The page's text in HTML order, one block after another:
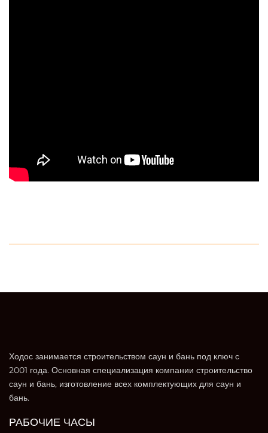
Ходос занимается строительством саун и бань под ключ с
2001 года. Основная специализация компании строительство
саун и бань, изготовление всех комплектующих для саун и
бань.
РАБОЧИЕ ЧАСЫ